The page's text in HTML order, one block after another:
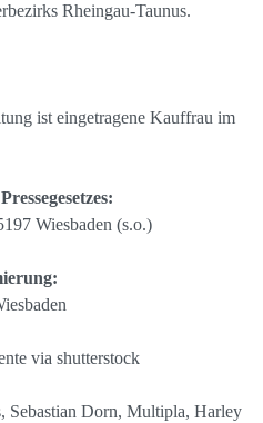
Rheingau-Taunus.
ist eingetragene Kauffrau im
Wiesbaden (s.o.)
via shutterstock
Sebastian Dorn, Multipla, Harley